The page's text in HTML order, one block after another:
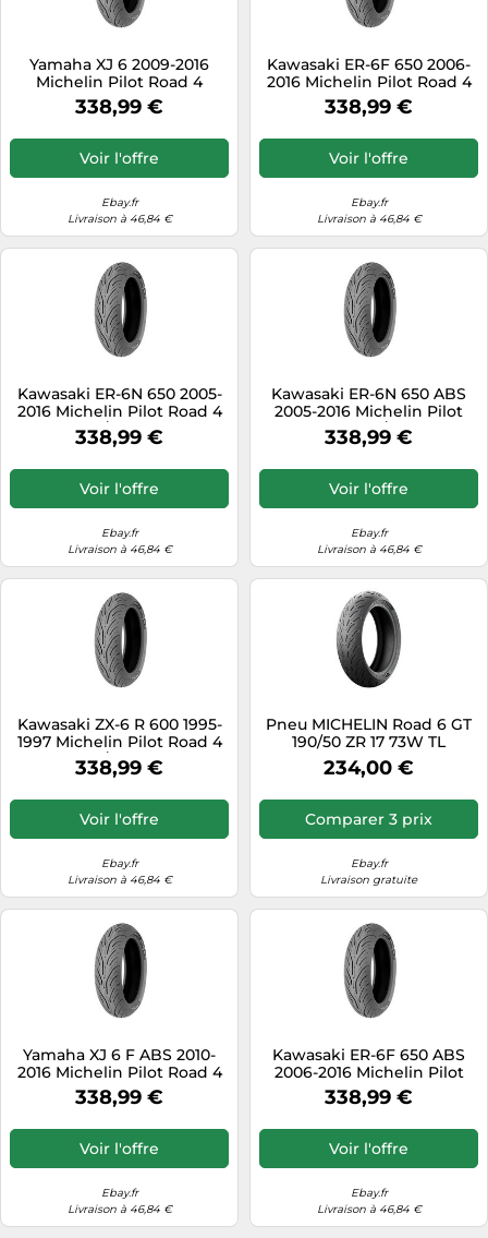
Yamaha XJ 6 2009-2016
Michelin Pilot Road 4
160/60ZR17
338,99 €
Voir l'offre
Ebay.fr
Livraison à 46,84 €
Kawasaki ER-6F 650 2006-
2016 Michelin Pilot Road 4
160/60ZR17
338,99 €
Voir l'offre
Ebay.fr
Livraison à 46,84 €
Kawasaki ER-6N 650 2005-
2016 Michelin Pilot Road 4
160/60ZR17
338,99 €
Voir l'offre
Ebay.fr
Livraison à 46,84 €
Kawasaki ER-6N 650 ABS
2005-2016 Michelin Pilot
Road 4 160/60ZR17
338,99 €
Voir l'offre
Ebay.fr
Livraison à 46,84 €
Kawasaki ZX-6 R 600 1995-
1997 Michelin Pilot Road 4
160/60ZR17
338,99 €
Voir l'offre
Ebay.fr
Livraison à 46,84 €
Pneu MICHELIN Road 6 GT
190/50 ZR 17 73W TL
234,00 €
Comparer 3 prix
Ebay.fr
Livraison gratuite
Yamaha XJ 6 F ABS 2010-
2016 Michelin Pilot Road 4
160/60ZR17
338,99 €
Voir l'offre
Ebay.fr
Livraison à 46,84 €
Kawasaki ER-6F 650 ABS
2006-2016 Michelin Pilot
Road 4 160/60ZR17
338,99 €
Voir l'offre
Ebay.fr
Livraison à 46,84 €